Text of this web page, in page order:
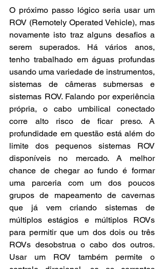
O próximo passo lógico seria usar um
ROV (Remotely Operated Vehicle), mas
novamente isto traz alguns desafios a
serem superados. Há vários anos,
tenho trabalhado em águas profundas
usando uma variedade de instrumentos,
sistemas de câmeras submersas e
sistemas ROV. Falando por experiência
própria, o cabo umbilical conectado
corre alto risco de ficar preso. A
profundidade em questão está além do
limite dos pequenos sistemas ROV
disponíveis no mercado. A melhor
chance de chegar ao fundo é formar
uma parceria com um dos poucos
grupos de mapeamento de cavernas
que já vem criando sistemas de
múltiplos estágios e múltiplos ROVs
para permitir que um dos dois ou três
ROVs desobstrua o cabo dos outros.
Usar um ROV também permite o